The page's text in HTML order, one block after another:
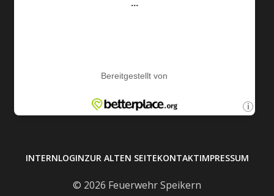
INTERNLOGINZUR ALTEN SEITEKONTAKTIMPRESSUM
© 2026 Feuerwehr Speikern